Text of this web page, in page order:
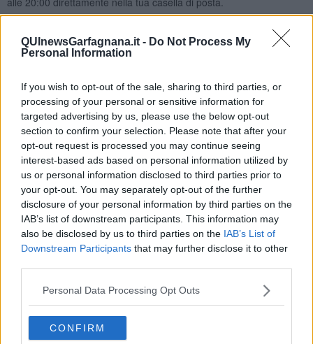
QUInewsGarfagnana.it - Do Not Process My
Personal Information
If you wish to opt-out of the sale, sharing to third parties, or
processing of your personal or sensitive information for
targeted advertising by us, please use the below opt-out
section to confirm your selection. Please note that after your
opt-out request is processed you may continue seeing
interest-based ads based on personal information utilized by
us or personal information disclosed to third parties prior to
your opt-out. You may separately opt-out of the further
disclosure of your personal information by third parties on the
IAB’s list of downstream participants. This information may
also be disclosed by us to third parties on the IAB’s List of
Downstream Participants that may further disclose it to other
Personal Data Processing Opt Outs
CONFIRM
Ti potrebbe interessare anche:
​Un esempio di civismo
​Linee guida per organizzare il civismo della complessità
​Il ripristino della natura secondo la legge e l’impegno dei
Cittadini
Il nesso tra cambiamenti climatici e salute umana
Tutti morimmo a stento (3)
Tutti morimmo a stento (2)
​Tutti morimmo a stento (1)
IL CORRIDOIO BLU il resoconto del convegno
Un manuale essenziale per seguire il CORRIDOIO BLU
Il corridoio blu
​Il cronoprogramma ottimale verso il full electric sui traghetti
Alcune domande da esordiente agli esperti che decidono le
sorti dell’Elba
Verso il full electric a gestione pubblica dei traghetti​
​La Scienza dei Cittadini e i Cittadini per l’Aria
Trump e le sue guerre contro i deboli e contro la terra